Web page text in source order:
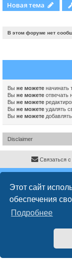
Этот сайт
обеспечения
Подробнее
Новая тема
В этом форуме нет
Вы не можете начинать
Вы не можете отвечать
Вы не можете
Вы не можете удалять
Вы не можете
Disclaimer
Связаться
Создано на основеphpBB
Русская поддержка phpBB
Конфиденциальность